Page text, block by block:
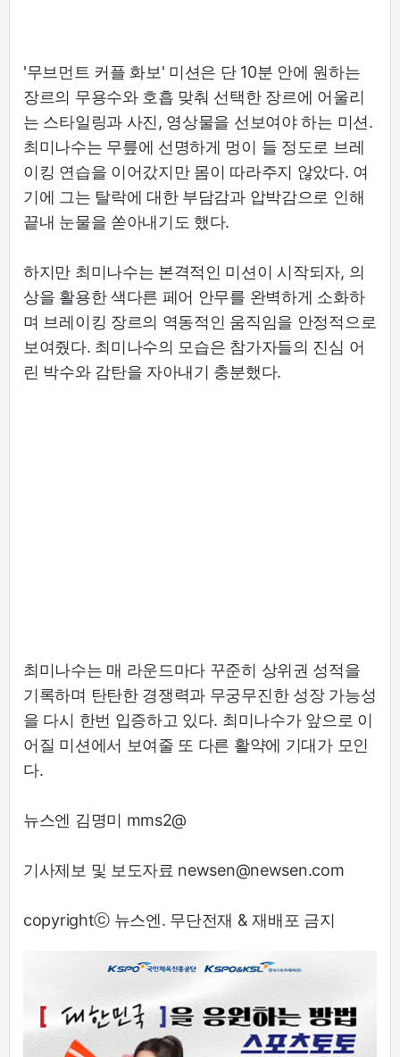
'무브먼트 커플 화보' 미션은 단 10분 안에 원하는
장르의 무용수와 호흡 맞춰 선택한 장르에 어울리
는 스타일링과 사진, 영상물을 선보여야 하는 미션.
최미나수는 무릎에 선명하게 멍이 들 정도로 브레
이킹 연습을 이어갔지만 몸이 따라주지 않았다. 여
기에 그는 탈락에 대한 부담감과 압박감으로 인해
끝내 눈물을 쏟아내기도 했다.
하지만 최미나수는 본격적인 미션이 시작되자, 의
상을 활용한 색다른 페어 안무를 완벽하게 소화하
며 브레이킹 장르의 역동적인 움직임을 안정적으로
보여줬다. 최미나수의 모습은 참가자들의 진심 어
린 박수와 감탄을 자아내기 충분했다.
최미나수는 매 라운드마다 꾸준히 상위권 성적을
기록하며 탄탄한 경쟁력과 무궁무진한 성장 가능성
을 다시 한번 입증하고 있다. 최미나수가 앞으로 이
어질 미션에서 보여줄 또 다른 활약에 기대가 모인
다.
뉴스엔 김명미 mms2@
기사제보 및 보도자료 newsen@newsen.com
copyrightⓒ 뉴스엔. 무단전재 & 재배포 금지